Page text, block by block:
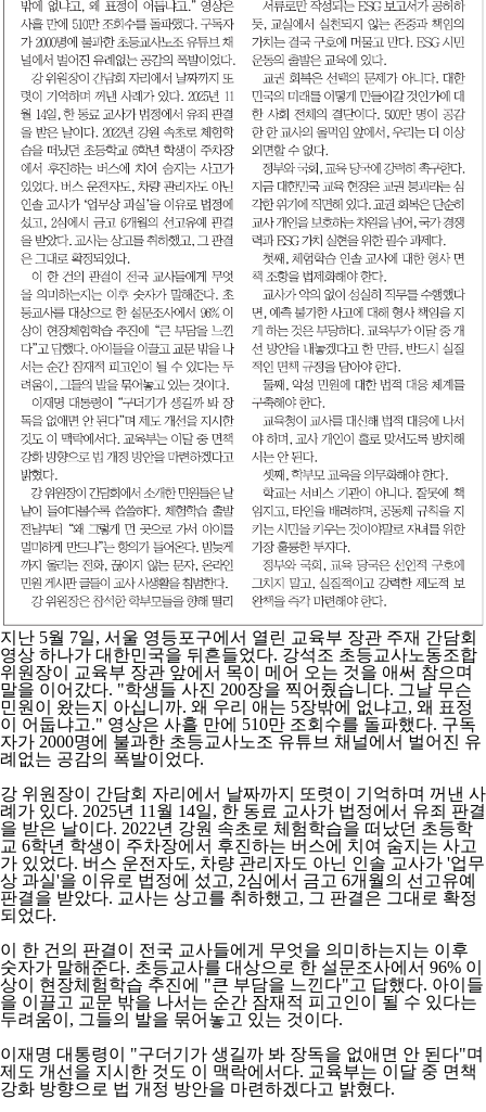
지난 5월 7일, 서울 영등포구에서 열린 교육부 장관 주재 간담회
영상 하나가 대한민국을 뒤흔들었다. 강석조 초등교사노동조합
위원장이 교육부 장관 앞에서 목이 메어 오는 것을 애써 참으며
말을 이어갔다. "학생들 사진 200장을 찍어줬습니다. 그날 무슨
민원이 왔는지 아십니까. 왜 우리 애는 5장밖에 없냐고, 왜 표정
이 어둡냐고." 영상은 사흘 만에 510만 조회수를 돌파했다. 구독
자가 2000명에 불과한 초등교사노조 유튜브 채널에서 벌어진 유
례없는 공감의 폭발이었다.
강 위원장이 간담회 자리에서 날짜까지 또렷이 기억하며 꺼낸 사
례가 있다. 2025년 11월 14일, 한 동료 교사가 법정에서 유죄 판결
을 받은 날이다. 2022년 강원 속초로 체험학습을 떠났던 초등학
교 6학년 학생이 주차장에서 후진하는 버스에 치여 숨지는 사고
가 있었다. 버스 운전자도, 차량 관리자도 아닌 인솔 교사가 '업무
상 과실'을 이유로 법정에 섰고, 2심에서 금고 6개월의 선고유예
판결을 받았다. 교사는 상고를 취하했고, 그 판결은 그대로 확정
되었다.
이 한 건의 판결이 전국 교사들에게 무엇을 의미하는지는 이후
숫자가 말해준다. 초등교사를 대상으로 한 설문조사에서 96% 이
상이 현장체험학습 추진에 "큰 부담을 느낀다"고 답했다. 아이들
을 이끌고 교문 밖을 나서는 순간 잠재적 피고인이 될 수 있다는
두려움이, 그들의 발을 묶어놓고 있는 것이다.
이재명 대통령이 "구더기가 생길까 봐 장독을 없애면 안 된다"며
제도 개선을 지시한 것도 이 맥락에서다. 교육부는 이달 중 면책
강화 방향으로 법 개정 방안을 마련하겠다고 밝혔다.